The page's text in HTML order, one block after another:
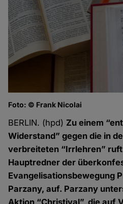
Foto: © Frank Nicolai
BERLIN. (hpd) Zu einem
Widerstand” gegen die in
verbreiteten “Irrlehren”
Hauptredner der
Evangelisationsbewegung
Parzany, auf. Parzany